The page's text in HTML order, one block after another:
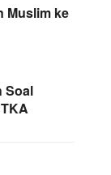
Muslim ke
Soal